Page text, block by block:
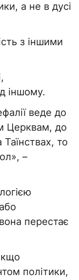
а не в дусі
з іншими
іншому.
веде до
Церквам, до
Таїнствах, то
–
перестає
політики,